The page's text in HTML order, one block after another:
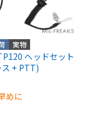
実物
ヘッドセット
+ PTT)
めに